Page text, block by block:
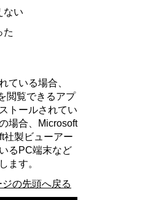
ない
た
ている場合、
閲覧できるアプ
トールされてい
場合、Microsoft
社製ビューアー
るPC端末など
ます。
ジの先頭へ戻る